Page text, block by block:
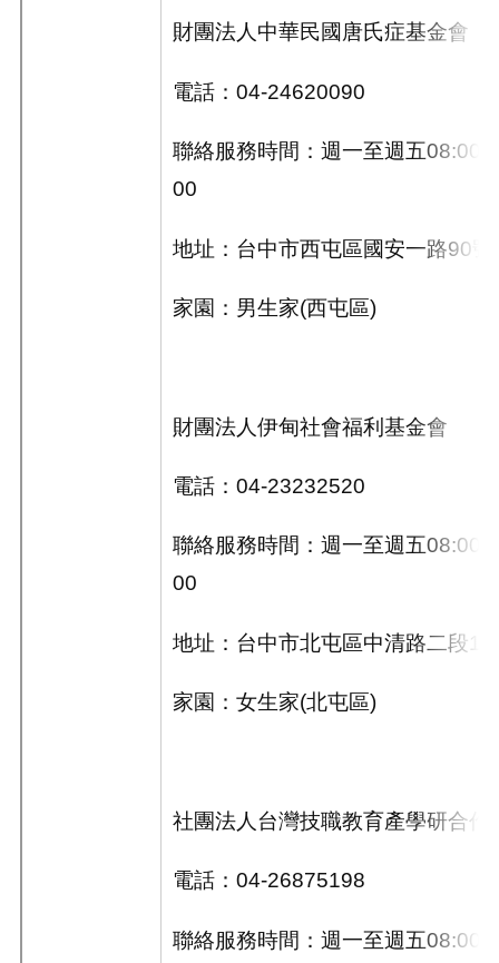
財團法人中華民國唐氏症基金會
電話： 04-24620090
聯絡服務時間：週一至週五
00
地址：台中市西屯區國安一路90
家園：男生家(西屯區)
財團法人伊甸社會福利基金會
電話： 04-23232520
聯絡服務時間：週一至週五
00
地址：台中市北屯區中清路二段17
家園：女生家(北屯區)
社團法人台灣技職教育產學研合作
電話： 04-26875198
聯絡服務時間：週一至週五